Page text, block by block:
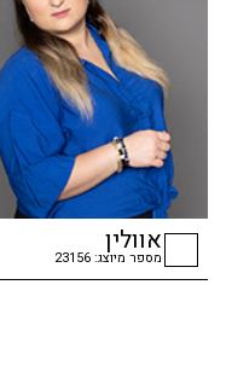
אוולין
מספר מיוצג: 23156